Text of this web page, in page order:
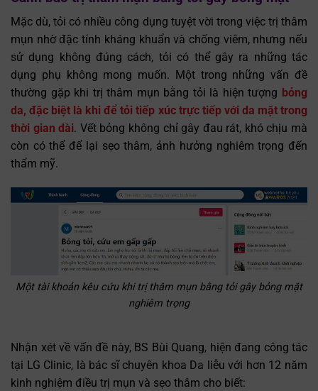
Mặc dù, tỏi có nhiều công dụng tuyệt vời trong việc trị thâm
mụn nhờ đặc tính kháng khuẩn và chống viêm, nhưng nếu
sử dụng không đúng cách, tỏi có thể gây ra những tác
dụng phụ không mong muốn. Một trong những vấn đề
thường gặp khi trị thâm mụn bằng tỏi là hiện tượng bỏng
da, đặc biệt là khi để tỏi tiếp xúc trực tiếp với da mặt trong
thời gian dài. Vết bỏng không chỉ gây đau rát, khó chịu mà
còn có thể để lại sẹo thâm, ảnh hưởng nghiêm trọng đến
thẩm mỹ.
Một tài khoản kêu cứu khi trị thâm mụn bằng tỏi gây bỏng mặt
nghiêm trọng
Nhận xét về vấn đề này, BS Bùi Quang, hiện đang công tác
tại LG Clinic, là bác sĩ chuyên khoa Da liễu với hơn 12 năm
kinh nghiệm điều trị mụn và sẹo thâm cho biết: